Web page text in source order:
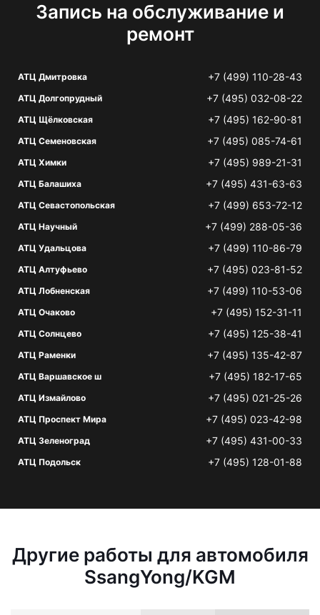
Запись на обслуживание и
ремонт
АТЦ Дмитровка +7 (499) 110-28-43
АТЦ Долгопрудный +7 (495) 032-08-22
АТЦ Щёлковская +7 (495) 162-90-81
АТЦ Семеновская +7 (495) 085-74-61
АТЦ Химки +7 (495) 989-21-31
АТЦ Балашиха +7 (495) 431-63-63
АТЦ Севастопольская +7 (499) 653-72-12
АТЦ Научный +7 (499) 288-05-36
АТЦ Удальцова +7 (499) 110-86-79
АТЦ Алтуфьево +7 (495) 023-81-52
АТЦ Лобненская +7 (499) 110-53-06
АТЦ Очаково +7 (495) 152-31-11
АТЦ Солнцево +7 (495) 125-38-41
АТЦ Раменки +7 (495) 135-42-87
АТЦ Варшавское ш +7 (495) 182-17-65
АТЦ Измайлово +7 (495) 021-25-26
АТЦ Проспект Мира +7 (495) 023-42-98
АТЦ Зеленоград +7 (495) 431-00-33
АТЦ Подольск +7 (495) 128-01-88
Другие работы для автомобиля
SsangYong/KGM